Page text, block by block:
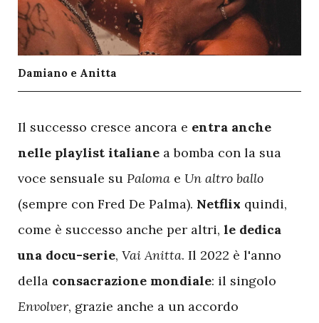
Damiano e Anitta
Il successo cresce ancora e entra anche
nelle playlist italiane a bomba con la sua
voce sensuale su Paloma e Un altro ballo
(sempre con Fred De Palma). Netflix quindi,
come è successo anche per altri, le dedica
una docu-serie, Vai Anitta. Il 2022 è l'anno
della consacrazione mondiale: il singolo
Envolver, grazie anche a un accordo